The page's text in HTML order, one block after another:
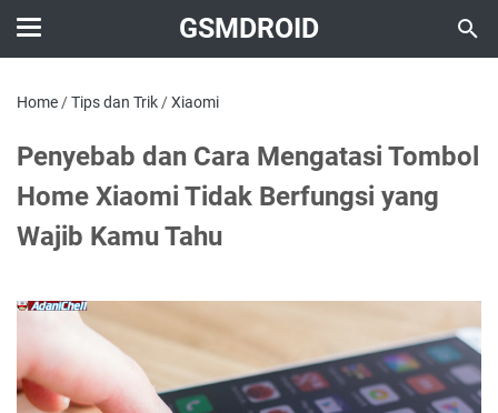
GSMDROID
Home /Tips dan Trik /Xiaomi
Penyebab dan Cara Mengatasi Tombol
Home Xiaomi Tidak Berfungsi yang
Wajib Kamu Tahu